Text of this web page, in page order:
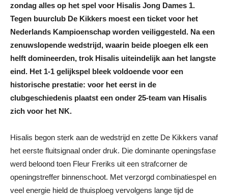
zondag alles op het spel voor Hisalis Jong Dames 1.
Tegen buurclub De Kikkers moest een ticket voor het
Nederlands Kampioenschap worden veiliggesteld. Na een
zenuwslopende wedstrijd, waarin beide ploegen elk een
helft domineerden, trok Hisalis uiteindelijk aan het langste
eind. Het 1-1 gelijkspel bleek voldoende voor een
historische prestatie: voor het eerst in de
clubgeschiedenis plaatst een onder 25-team van Hisalis
zich voor het NK.
Hisalis begon sterk aan de wedstrijd en zette De Kikkers vanaf
het eerste fluitsignaal onder druk. Die dominante openingsfase
werd beloond toen Fleur Freriks uit een strafcorner de
openingstreffer binnenschoot. Met verzorgd combinatiespel en
veel energie hield de thuisploeg vervolgens lange tijd de